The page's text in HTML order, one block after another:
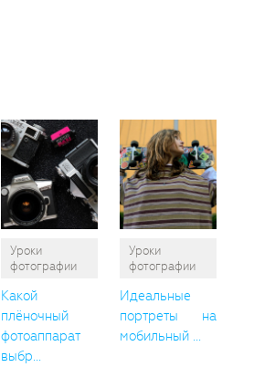
Уроки
фотографии
Какой
плёночный
фотоаппарат
выбр...
Уроки
фотографии
Идеальные
портреты на
мобильный ...